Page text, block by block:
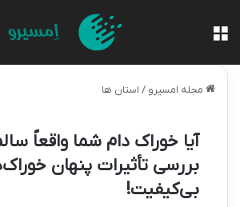
مجله امسیرو / استان ها
آیا خوراک دام شما واقعاً
بررسی تأثیرات پنهان
بی‌کیفیت!